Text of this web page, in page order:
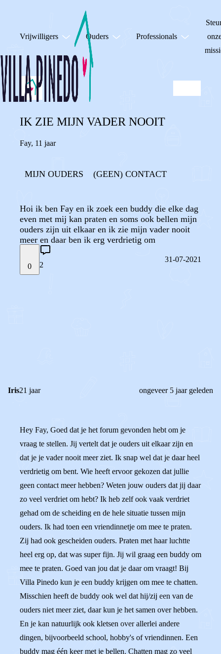
Vrijwilligers Ouders Professionals
IK ZIE MIJN VADER NOOIT
Fay, 11 jaar
MIJN OUDERS (GEEN) CONTACT
Hoi ik ben Fay en ik zoek een buddy die elke dag
even met mij kan praten en soms ook bellen mijn
ouders zijn uit elkaar en ik zie mijn vader nooit
meer en daar ben ik erg verdrietig om
0 2
31-07-2021
Iris21 jaar ongeveer 5 jaar geleden
Hey Fay, Goed dat je het forum gevonden hebt om je
vraag te stellen. Jij vertelt dat je ouders uit elkaar zijn en
dat je je vader nooit meer ziet. Ik snap wel dat je daar heel
verdrietig om bent. Wie heeft ervoor gekozen dat jullie
geen contact meer hebben? Weten jouw ouders dat jij daar
zo veel verdriet om hebt? Ik heb zelf ook vaak verdriet
gehad om de scheiding en de hele situatie tussen mijn
ouders. Ik had toen een vriendinnetje om mee te praten.
Zij had ook gescheiden ouders. Praten met haar luchtte
heel erg op, dat was super fijn. Jij wil graag een buddy om
mee te praten. Goed van jou dat je daar om vraagt! Bij
Villa Pinedo kun je een buddy krijgen om mee te chatten.
Misschien heeft de buddy ook wel dat hij/zij een van de
ouders niet meer ziet, daar kun je het samen over hebben.
En je kan natuurlijk ook kletsen over allerlei andere
dingen, bijvoorbeeld school, hobby's of vriendinnen. Een
buddy mag één keer met je bellen. Chatten mag zo veel